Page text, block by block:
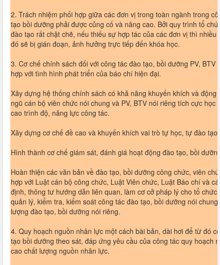
2. Trách nhiệm phối hợp giữa các đơn vị trong toàn ngành trong
tạo bồi dưỡng phải được củng cố và nâng cao. Bởi quy trình tổ
đào tạo rất chặt chẽ, nếu thiếu sự hợp tác của các đơn vị thì nhiều
đó sẽ bị gián đoạn, ảnh hưởng trực tiếp đến khóa học.
3. Cơ chế chính sách đối với công tác đào tạo, bồi dưỡng PV, BTV
hợp với tình hình phát triển của báo chí hiện đại.
Xây dựng hệ thống chính sách có khả năng khuyến khích và động
ngũ cán bộ viên chức nói chung và PV, BTV nói riêng tích cực học
cao trình độ, năng lực công tác.
Xây dựng cơ chế đề cao và khuyến khích vai trò tự học, tự đào
Hình thành cơ chế giám sát, đánh giá hoạt động đào tạo, bồi
Hoàn thiện các văn bản về đào tạo, bồi dưỡng công chức, viên
hợp với Luật cán bộ công chức, Luật Viên chức, Luật Báo chí và
định, thông tư hướng dẫn liên quan, làm cơ cở pháp lý cho tổ
quản lý, kiểm tra, kiểm soát công tác đào tạo, bồi dưỡng nói
lượng đào tạo, bồi dưỡng nói riêng.
4. Quy hoạch nguồn nhân lực một cách bài bản, dài hơi để từ đó
tạo bồi dưỡng theo sát, đáp ứng yêu cầu của công tác quy hoạch
cao chất lượng nguồn nhân lực.